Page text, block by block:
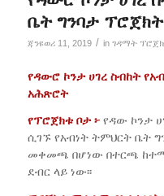
ቤት ግንባታ
ጃንዩወሪ 11, 2019 / in ገዳማት
የዳውሮ ኮንታ ሀገረ ስብከት
አሕጽሮት
የፕሮጀክቱ ቦታ ፦የዳው ኮንታ
ሲገኙ የአብነት ትምህርት ቤት
መቀመጫ በሆነው በተርጫ ከተማ
ደብር ላይ ነው፡፡